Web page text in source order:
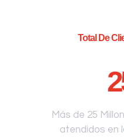
Total De
Más de 25
atendidos en